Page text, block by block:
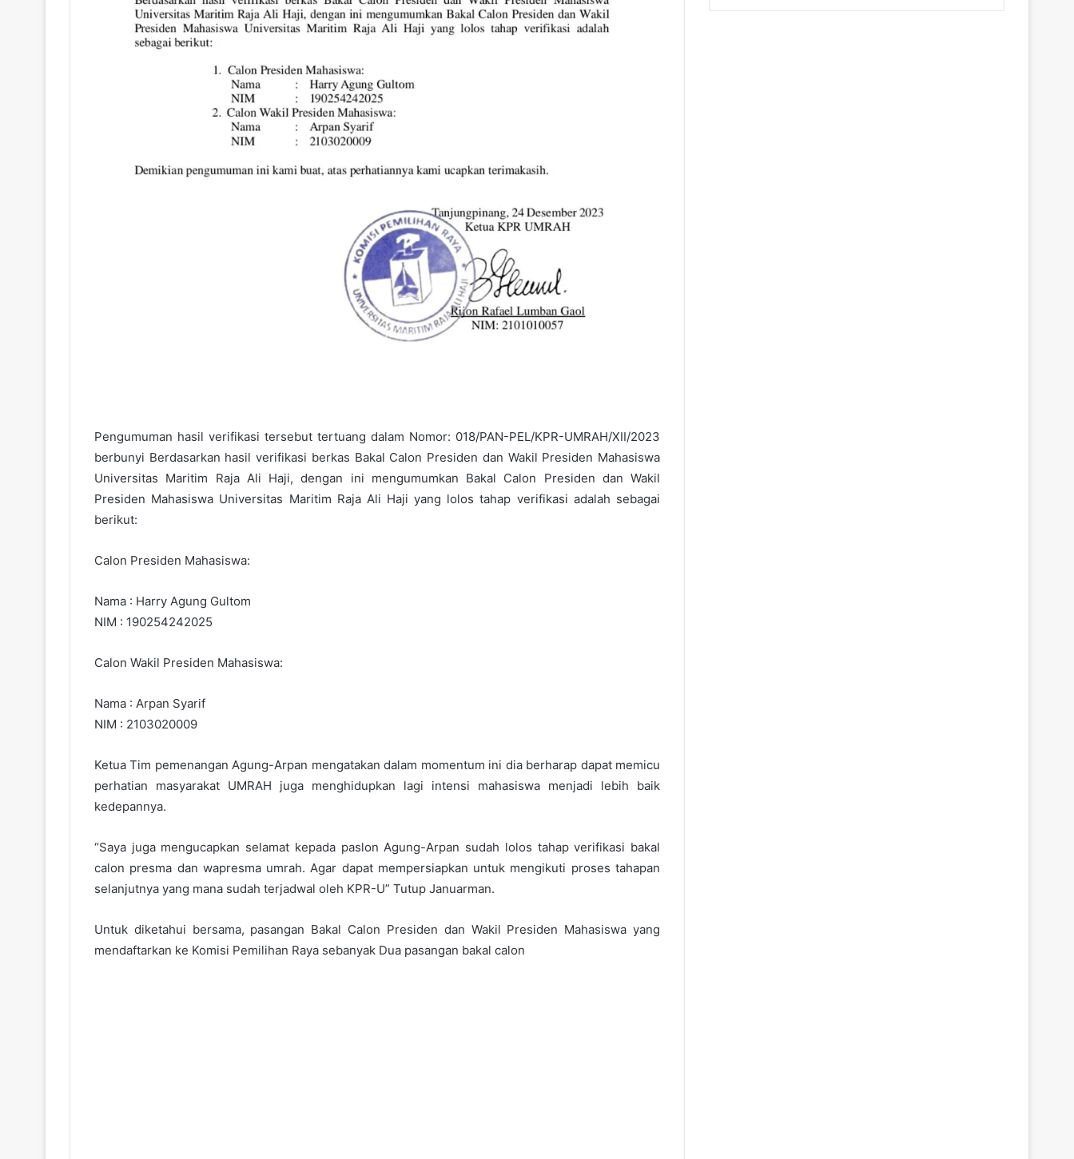
Pengumuman hasil verifikasi tersebut tertuang dalam Nomor: 018/PAN-PEL/KPR-UMRAH/XII/2023
berbunyi Berdasarkan hasil verifikasi berkas Bakal Calon Presiden dan Wakil Presiden Mahasiswa
Universitas Maritim Raja Ali Haji, dengan ini mengumumkan Bakal Calon Presiden dan Wakil
Presiden Mahasiswa Universitas Maritim Raja Ali Haji yang lolos tahap verifikasi adalah sebagai
berikut:
Calon Presiden Mahasiswa:
Nama : Harry Agung Gultom
NIM : 190254242025
Calon Wakil Presiden Mahasiswa:
Nama : Arpan Syarif
NIM : 2103020009
Ketua Tim pemenangan Agung-Arpan mengatakan dalam momentum ini dia berharap dapat memicu
perhatian masyarakat UMRAH juga menghidupkan lagi intensi mahasiswa menjadi lebih baik
kedepannya.
“Saya juga mengucapkan selamat kepada paslon Agung-Arpan sudah lolos tahap verifikasi bakal
calon presma dan wapresma umrah. Agar dapat mempersiapkan untuk mengikuti proses tahapan
selanjutnya yang mana sudah terjadwal oleh KPR-U” Tutup Januarman.
Untuk diketahui bersama, pasangan Bakal Calon Presiden dan Wakil Presiden Mahasiswa yang
mendaftarkan ke Komisi Pemilihan Raya sebanyak Dua pasangan bakal calon